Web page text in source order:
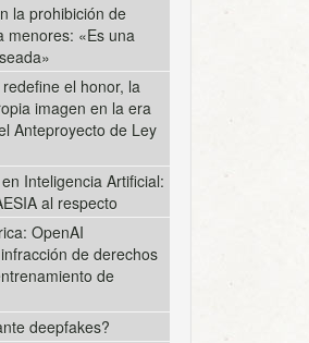
la prohibición de
menores: «Es una
el honor, la
imagen en la era
Anteproyecto de Ley
Inteligencia Artificial:
al respecto
OpenAI
de derechos
de
deepfakes?